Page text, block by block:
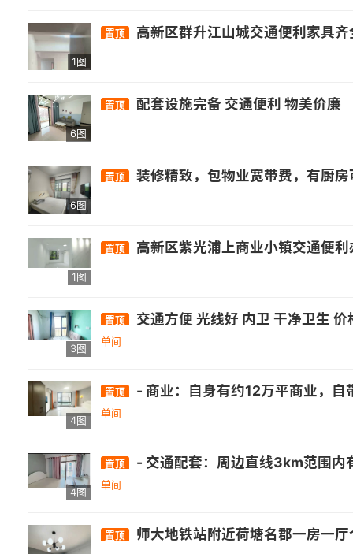
1图
置顶 高新区群升江山城交通便利家具
6图
置顶 配套设施完备 交通便利 物美价廉
6图
置顶 装修精致，包物业宽带费，有厨房可做饭
1图
置顶 高新区紫光浦上商业小镇交通便
3图
置顶 交通方便 光线好 内卫 干净卫生 价
单间
4图
置顶 - 商业：自身有约12万平商业，自带3万平乐活街，周边还有正荣财富中心、万达广场(福州高新店)等. - 医疗：福建师范大学医院旗山门诊部等
单间
4图
置顶 - 交通配套：周边直线3km范围内有1个地铁站厚庭，直线1km内有13个公交站，距离浦上大桥西站仅105m. -
单间
置顶 师大地铁站附近荷塘名郡一房一